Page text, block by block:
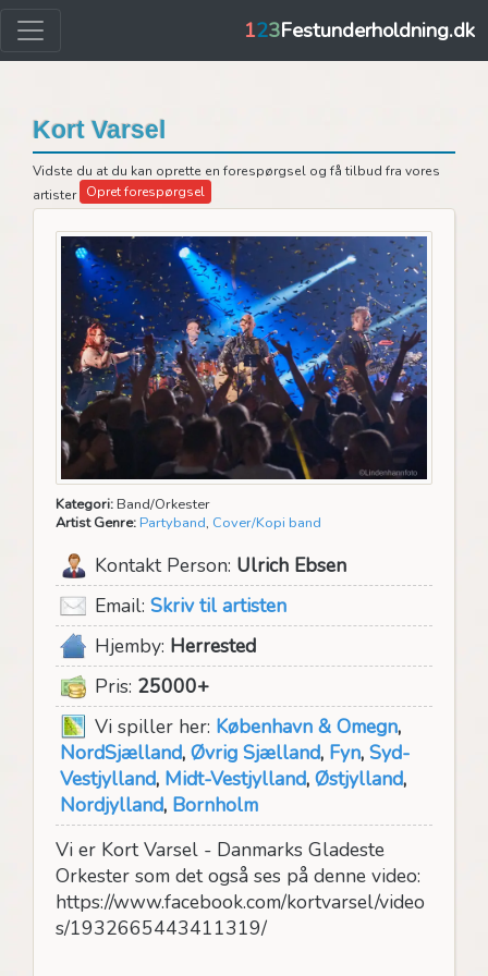
123Festunderholdning.dk
Kort Varsel
Vidste du at du kan oprette en forespørgsel og få tilbud fra vores
artister Opret forespørgsel
Kategori: Band/Orkester
Artist Genre: Partyband, Cover/Kopi band
Kontakt Person: Ulrich Ebsen
Email: Skriv til artisten
Hjemby: Herrested
Pris: 25000+
Vi spiller her: København & Omegn,
NordSjælland, Øvrig Sjælland, Fyn, Syd-
Vestjylland, Midt-Vestjylland, Østjylland,
Nordjylland, Bornholm
Vi er Kort Varsel - Danmarks Gladeste
Orkester som det også ses på denne video:
https://www.facebook.com/kortvarsel/video
s/1932665443411319/